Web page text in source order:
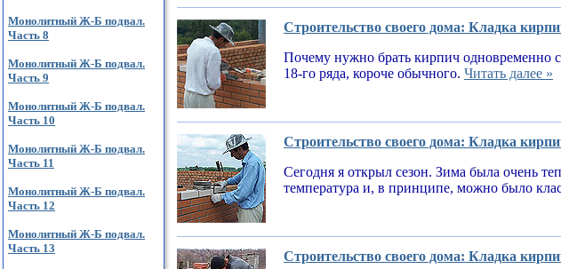
Монолитный Ж-Б подвал.
Часть 8
Монолитный Ж-Б подвал.
Часть 9
Монолитный Ж-Б подвал.
Часть 10
Монолитный Ж-Б подвал.
Часть 11
Монолитный Ж-Б подвал.
Часть 12
Монолитный Ж-Б подвал.
Часть 13
Строительство своего дома: Кладка
Почему нужно брать кирпич одновременно
18-го ряда, короче обычного. Читать далее »
Строительство своего дома: Кладка
Сегодня я открыл сезон. Зима была очень
температура и, в принципе, можно было
Строительство своего дома: Кладка